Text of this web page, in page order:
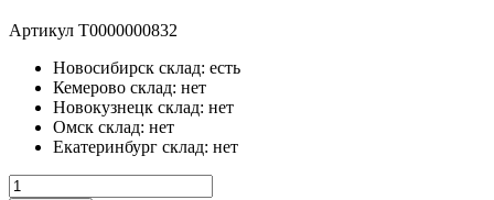
Артикул Т0000000832
Новосибирск склад: есть
Кемерово склад: нет
Новокузнецк склад: нет
Омск склад: нет
Екатеринбург склад: нет